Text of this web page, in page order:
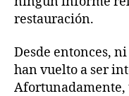
restauración.
Desde entonces,
han vuelto a ser
Afortunadamente,